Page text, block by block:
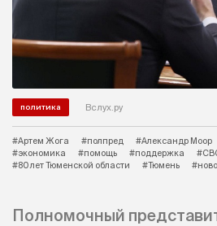
политика Вслух.ру
#Артем Жога #полпред #Александр Моор
#экономика
#помощь #поддержка
#80 лет Тюменской области
#Тюмень
Полномочный